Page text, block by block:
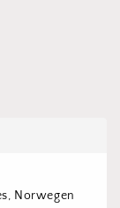
Norwegen